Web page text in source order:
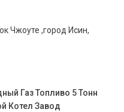
Чжоуте ,город Исин,
Газ Топливо 5 Тонн
Котел Завод